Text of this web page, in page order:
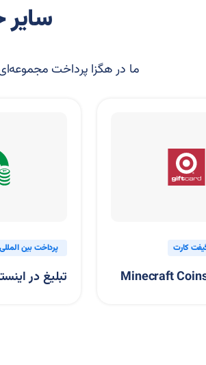
ما در هگزا پرداخت مجموعه‌ای
پرداخت بین المللی
تبلیغ در اینستاگرام